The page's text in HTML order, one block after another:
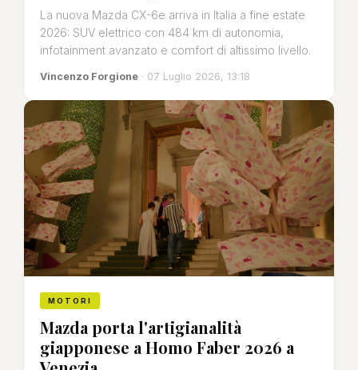
La nuova Mazda CX-6e arriva in Italia a fine estate
2026: SUV elettrico con 484 km di autonomia,
infotainment avanzato e comfort di altissimo livello.
Vincenzo Forgione · 07 Luglio 2026, 13:18
MOTORI
Mazda porta l'artigianalità
giapponese a Homo Faber 2026 a